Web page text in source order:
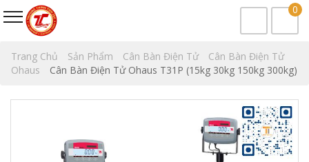
0
Trang Chủ Sản Phẩm Cân Bàn Điện Tử
Cân Bàn Điện Tử
Ohaus
Cân Bàn Điện Tử Ohaus T31P (15kg 30kg 150kg 300kg)